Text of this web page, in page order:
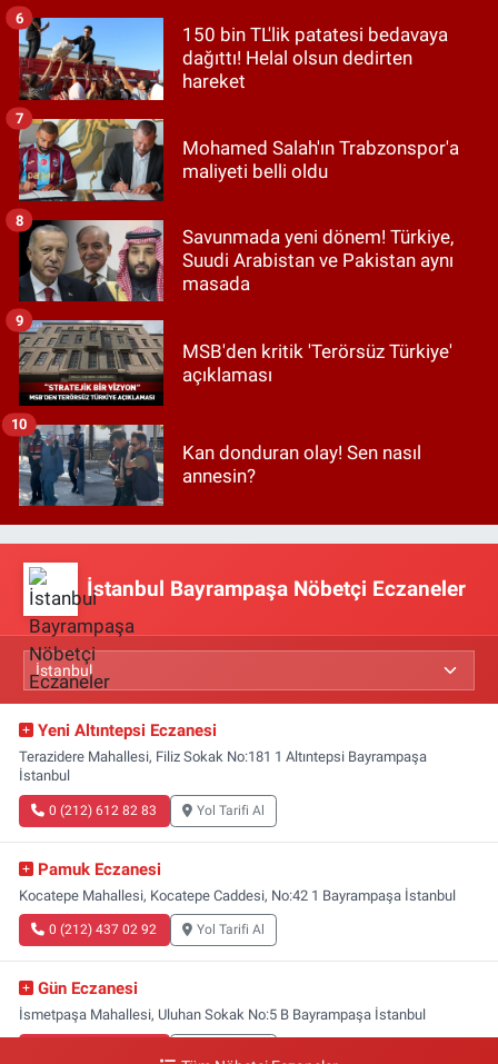
150 bin TL'lik patatesi bedavaya
dağıttı! Helal olsun dedirten
hareket
6
Mohamed Salah'ın Trabzonspor'a
maliyeti belli oldu
7
Savunmada yeni dönem! Türkiye,
Suudi Arabistan ve Pakistan aynı
masada
8
MSB'den kritik 'Terörsüz Türkiye'
açıklaması
9
Kan donduran olay! Sen nasıl
annesin?
10
İstanbul Bayrampaşa Nöbetçi Eczaneler
Yeni Altıntepsi Eczanesi
Terazidere Mahallesi, Filiz Sokak No:181 1 Altıntepsi Bayrampaşa
İstanbul
0 (212) 612 82 83 Yol Tarifi Al
Pamuk Eczanesi
Kocatepe Mahallesi, Kocatepe Caddesi, No:42 1 Bayrampaşa İstanbul
0 (212) 437 02 92 Yol Tarifi Al
Gün Eczanesi
İsmetpaşa Mahallesi, Uluhan Sokak No:5 B Bayrampaşa İstanbul